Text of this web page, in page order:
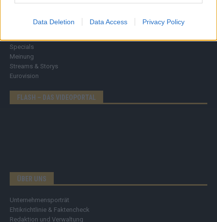
Data Deletion Data Access Privacy Policy
Specials
Meinung
Streams & Storys
Eurovision
FLASH – DAS VIDEOPORTAL
ÜBER UNS
Unternehmensporträt
Ehtikrichtlinie & Faktencheck
Redaktion und Verwaltung